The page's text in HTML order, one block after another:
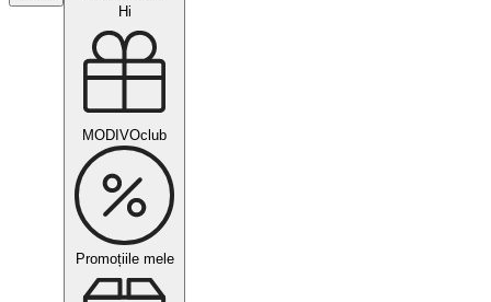
Hi
MODIVOclub
Promoțiile mele